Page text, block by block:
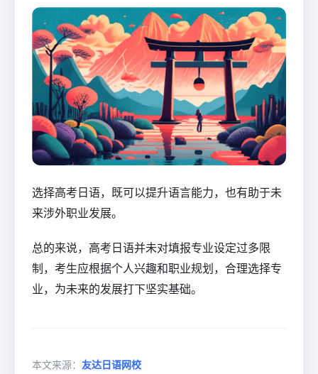
选择高考日语，既可以提升语言能力，也有助于未
来涉外职业发展。
总的来说，高考日语并未对填报专业设定过多限
制，考生应根据个人兴趣和职业规划，合理选择专
业，为未来的发展打下坚实基础。
本文来源： 友达日语网校